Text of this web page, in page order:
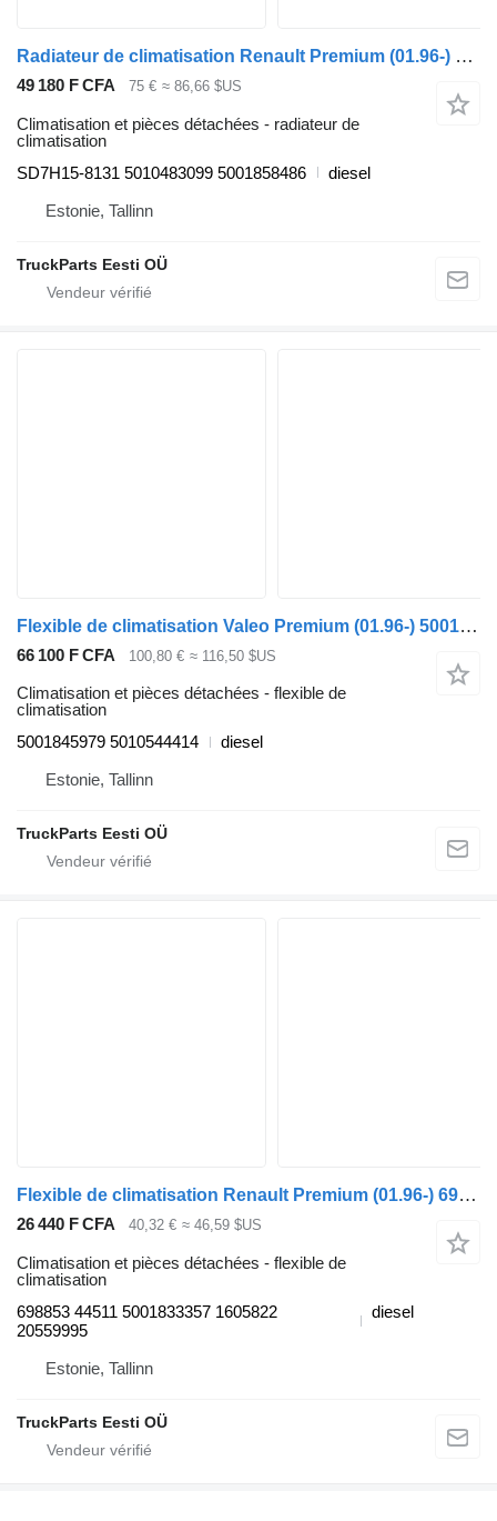
Radiateur de climatisation Renault Premium (01.96-) SD7H15-8131 pour tracteur routier Renault Premium, Premium 2 (1996-2014)
49 180 F CFA 75 € ≈ 86,66 $US
Climatisation et pièces détachées - radiateur de
climatisation
SD7H15-8131 5010483099 5001858486
diesel
Estonie, Tallinn
TruckParts Eesti OÜ
Flexible de climatisation Valeo Premium (01.96-) 5001845979 pour tracteur routier Renault Premium, Premium 2 (1996-2014)
66 100 F CFA 100,80 € ≈ 116,50 $US
Climatisation et pièces détachées - flexible de
climatisation
5001845979 5010544414
diesel
Estonie, Tallinn
TruckParts Eesti OÜ
Flexible de climatisation Renault Premium (01.96-) 698853 44511 pour tracteur routier Renault Premium, Premium 2 (1996-2014)
26 440 F CFA 40,32 € ≈ 46,59 $US
Climatisation et pièces détachées - flexible de
climatisation
698853 44511 5001833357 1605822
20559995
diesel
Estonie, Tallinn
TruckParts Eesti OÜ